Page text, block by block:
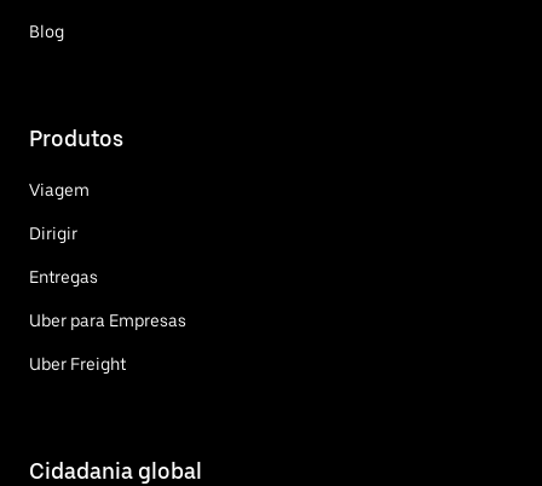
Blog
Produtos
Viagem
Dirigir
Entregas
Uber para Empresas
Uber Freight
Cidadania global